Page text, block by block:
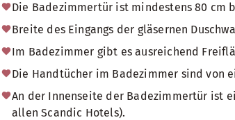
Die Badezimmertür ist mindestens 80 cm
Breite des Eingangs der gläsernen
Im Badezimmer gibt es ausreichend
Die Handtücher im Badezimmer sind von
An der Innenseite der Badezimmertür ist
allen Scandic Hotels).